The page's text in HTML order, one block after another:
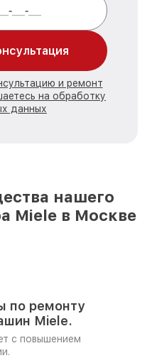
и ремонт
на обработку
данных
нашего
Miele в Москве
по ремонту
Miele.
с повышением